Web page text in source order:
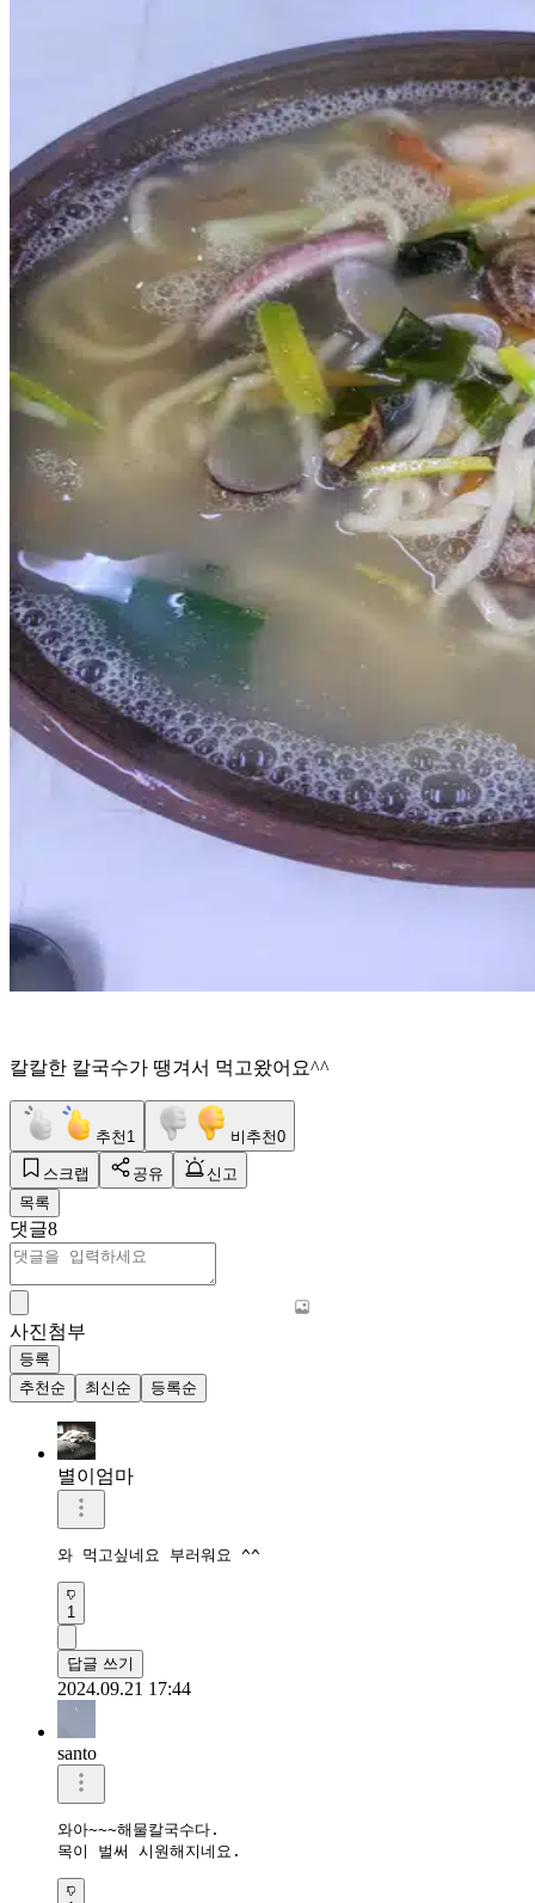
칼칼한 칼국수가 땡겨서 먹고왔어요^^
추천 1 비추천0
스크랩 공유
신고
목록
댓글8
사진첨부
등록
추천순
최신순 등록순
별이엄마
와 먹고싶네요 부러워요 ^^
1
답글 쓰기
2024.09.21 17:44
santo
와아~~~해물칼국수다.
목이 벌써 시원해지네요.